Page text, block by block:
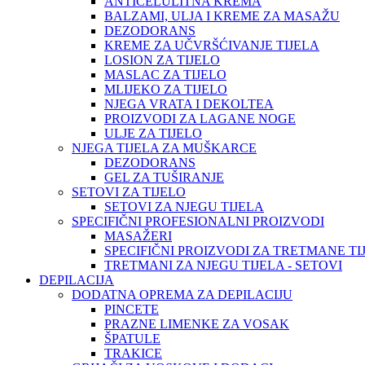
BALZAMI, ULJA I KREME ZA MASAŽU
DEZODORANS
KREME ZA UČVRŠĆIVANJE TIJELA
LOSION ZA TIJELO
MASLAC ZA TIJELO
MLIJEKO ZA TIJELO
NJEGA VRATA I DEKOLTEA
PROIZVODI ZA LAGANE NOGE
ULJE ZA TIJELO
NJEGA TIJELA ZA MUŠKARCE
DEZODORANS
GEL ZA TUŠIRANJE
SETOVI ZA TIJELO
SETOVI ZA NJEGU TIJELA
SPECIFIČNI PROFESIONALNI PROIZVODI
MASAŽERI
SPECIFIČNI PROIZVODI ZA TRETMANE
TRETMANI ZA NJEGU TIJELA - SETOVI
DEPILACIJA
DODATNA OPREMA ZA DEPILACIJU
PINCETE
PRAZNE LIMENKE ZA VOSAK
ŠPATULE
TRAKICE